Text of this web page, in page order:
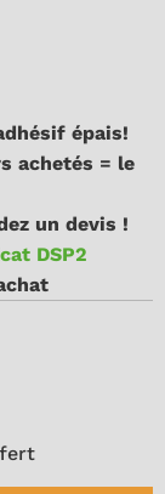
épais!
achetés = le
un devis !
DSP2